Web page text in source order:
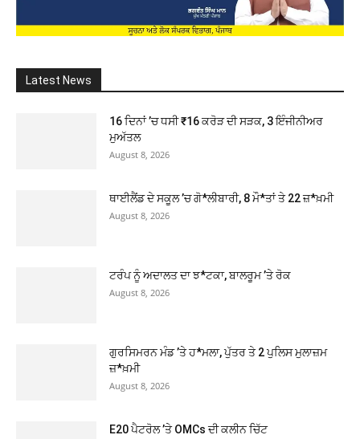
Latest News
16 ਦਿਨਾਂ ’ਚ ਧਸੀ ₹16 ਕਰੋੜ ਦੀ ਸੜਕ, 3 ਇੰਜੀਨੀਅਰ
ਮੁਅੱਤਲ
August 8, 2026
ਥਾਈਲੈਂਡ ਦੇ ਸਕੂਲ ’ਚ ਗੋ*ਲੀਬਾਰੀ, 8 ਮੌ*ਤਾਂ ਤੇ 22 ਜ਼*ਖ਼ਮੀ
August 8, 2026
ਟਰੰਪ ਨੂੰ ਅਦਾਲਤ ਦਾ ਝ*ਟਕਾ, ਬਾਲਰੂਮ ’ਤੇ ਰੋਕ
August 8, 2026
ਗੁਰਸਿਮਰਨ ਮੰਡ ’ਤੇ ਹ*ਮਲਾ, ਪੁੱਤਰ ਤੇ 2 ਪੁਲਿਸ ਮੁਲਾਜ਼ਮ
ਜ਼*ਖ਼ਮੀ
August 8, 2026
E20 ਪੈਟਰੋਲ ’ਤੇ OMCs ਦੀ ਕਲੀਨ ਚਿੱਟ